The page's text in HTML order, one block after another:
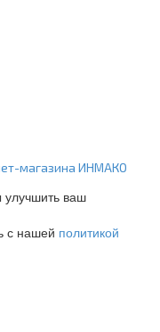
магазина ИНМАКО
улучшить ваш
с нашей политикой